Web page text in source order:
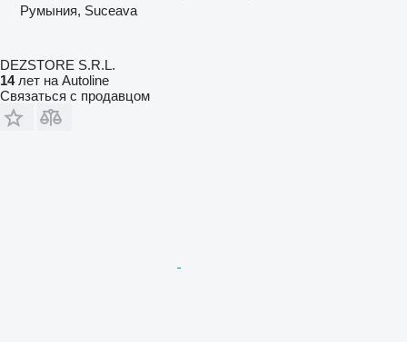
Румыния, Suceava
DEZSTORE S.R.L.
14лет на Autoline
Связаться с продавцом